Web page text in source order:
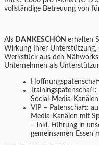
vollständige Betreuung von
Als DANKESCHÖN erhalten
Wirkung Ihrer Unterstützung,
Werkstück aus den
Unternehmen als
Trainingspatenschaft:
Social-Media-
VIP – Patenschaft:
Media-Kanälen mit
– inkl. Führung in
gemeinsamen Essen